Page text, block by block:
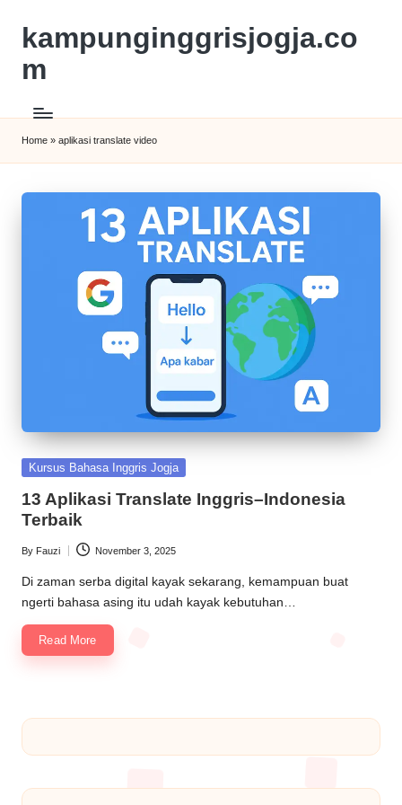
kampunginggrisjogja.co
m
Home » aplikasi translate video
Kursus Bahasa Inggris Jogja
13 Aplikasi Translate Inggris–Indonesia
Terbaik
By Fauzi November 3, 2025
Di zaman serba digital kayak sekarang, kemampuan buat
ngerti bahasa asing itu udah kayak kebutuhan…
Read More